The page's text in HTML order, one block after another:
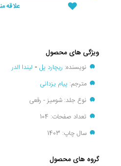
علاقه
ویژگی های محصول
نویسنده: ریچارد پل - لیندا الدر
مترجم: پیام یزدانی
نوع جلد: شومیز - رقعی
تعداد صفحات: 104
سال چاپ: 1403
گروه های محصول